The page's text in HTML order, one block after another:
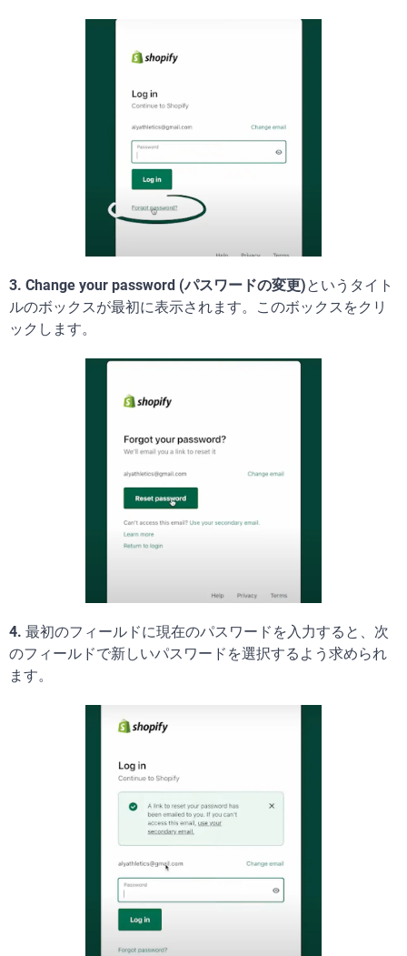
3. Change your password (パスワードの変更)というタイト
ルのボックスが最初に表示されます。このボックスをクリ
ックします。
4. 最初のフィールドに現在のパスワードを入力すると、次
のフィールドで新しいパスワードを選択するよう求められ
ます。